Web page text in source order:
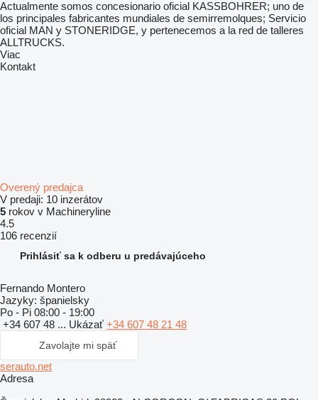
Actualmente somos concesionario oficial KASSBOHRER; uno de
los principales fabricantes mundiales de semirremolques; Servicio
oficial MAN y STONERIDGE, y pertenecemos a la red de talleres
ALLTRUCKS.
Viac
Kontakt
Overený predajca
V predaji: 10 inzerátov
5 rokov v Machineryline
4.5
106 recenzií
Prihlásiť sa k odberu u predávajúceho
Fernando Montero
Jazyky: španielsky
Po - Pi 08:00 - 19:00
+34 607 48 ... Ukázať +34 607 48 21 48
Zavolajte mi späť
serauto.net
Adresa